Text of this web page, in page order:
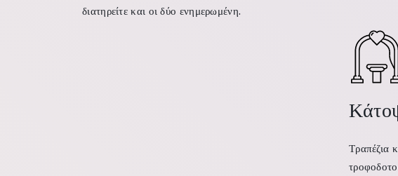
διατηρείτε και οι δύο ενημερωμένη.
Τραπέζια